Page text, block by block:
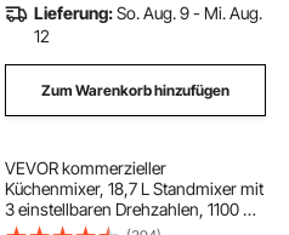
Lieferung:So. Aug. 9 - Mi. Aug.
12
Zum Warenkorb hinzufügen
VEVOR kommerzieller
Küchenmixer, 18,7 L Standmixer mit
3 einstellbaren Drehzahlen, 1100 W
Teigmixer mit Edelstahlschüssel